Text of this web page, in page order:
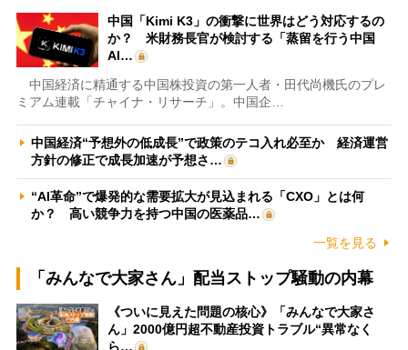
中国「Kimi K3」の衝撃に世界はどう対応するの
か？ 米財務長官が検討する「蒸留を行う中国
AI…
中国経済に精通する中国株投資の第一人者・田代尚機氏のプレ
ミアム連載「チャイナ・リサーチ」。中国企…
中国経済“予想外の低成長”で政策のテコ入れ必至か 経済運営
方針の修正で成長加速が予想さ…
“AI革命”で爆発的な需要拡大が見込まれる「CXO」とは何
か？ 高い競争力を持つ中国の医薬品…
一覧を見る
「みんなで大家さん」配当ストップ騒動の内幕
《ついに見えた問題の核心》「みんなで大家さ
ん」2000億円超不動産投資トラブル“異常なく
ら…